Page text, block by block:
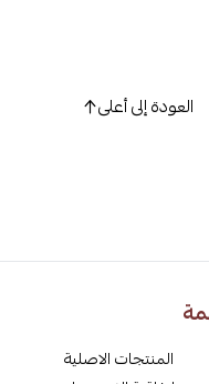
العودة إلى أعلى
المنتجات الاصلية